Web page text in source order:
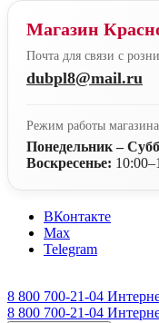
Магазин
Почта для связи с
dubpl8@mail.ru
Режим работы магазина
Понедельник –
Воскресенье:
ВКонтакте
Max
Telegram
8 800 700-21-04
8 800 700-21-04